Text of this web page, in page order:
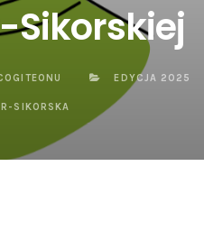
Sikorskiej
EDYCJA 2025
SIKORSKA